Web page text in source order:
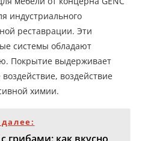
индустриального
реставрации. Эти
системы обладают
Покрытие выдерживает
воздействие
химии.